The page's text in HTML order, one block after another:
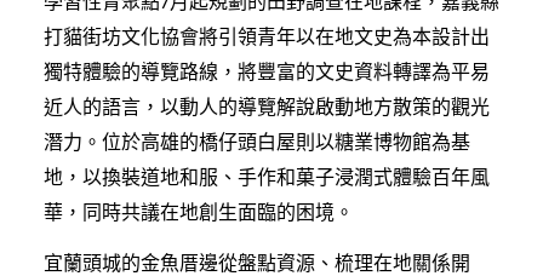
打貓街坊文化協會將引領青年以在地文史為本設計出
獨特體驗的導覽路線，將豐富的文史資料轉譯為平易
近人的語言，以動人的導覽解說啟動地方散策的觀光
潛力。位於高雄的橋仔頭白屋則以糖業博物館為基
地，以換裝道地和服、手作和菓子浸潤式體驗百年風
華，同時共議在地創生面臨的困境。
宜蘭頭城的金魚厝邊從盤點資源、梳理在地關係開